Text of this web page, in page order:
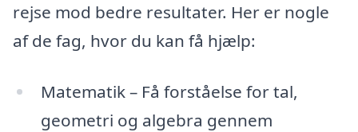
rejse mod bedre resultater. Her er nogle
af de fag, hvor du kan få hjælp:
Matematik – Få forståelse for tal,
geometri og algebra gennem